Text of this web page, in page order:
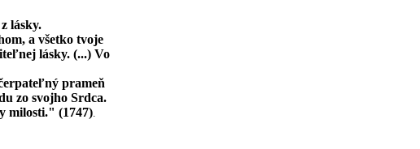
lásky.
a všetko tvoje
lásky. (...) Vo
prameň
zo svojho Srdca.
milosti." (1747).